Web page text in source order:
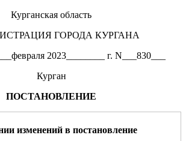
Курганская область
ГОРОДА КУРГАНА
2023________ г. N___830___
Курган
ПОСТАНОВЛЕНИЕ
изменений в постановление